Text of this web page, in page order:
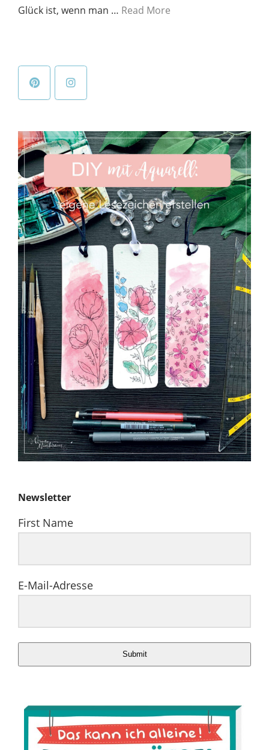
Glück ist, wenn man … Read More
Newsletter
First Name
E-Mail-Adresse
Submit